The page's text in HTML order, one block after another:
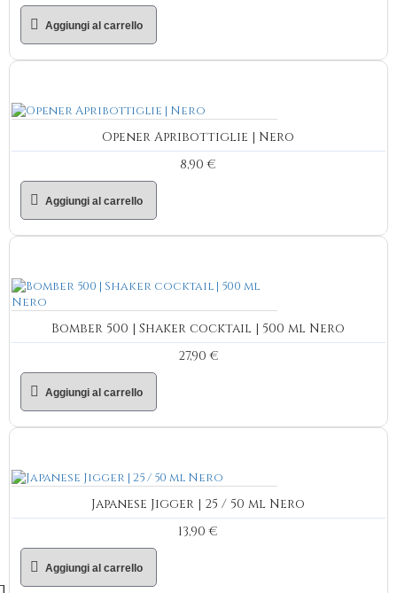
Aggiungi al carrello
Opener Apribottiglie | Nero
8,90 €
Aggiungi al carrello
Bomber 500 | Shaker cocktail | 500 ml Nero
27,90 €
Aggiungi al carrello
Japanese Jigger | 25 / 50 ml Nero
13,90 €
Aggiungi al carrello